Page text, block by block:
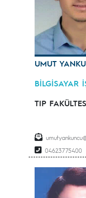
UMUT
BİLGİSAYAR
TIP
umutyankuncu
04623775400